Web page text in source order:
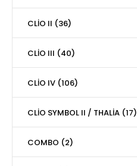
CLİO II (36)
CLİO III (40)
CLİO IV (106)
CLİO SYMBOL II / THALİA (17)
COMBO (2)